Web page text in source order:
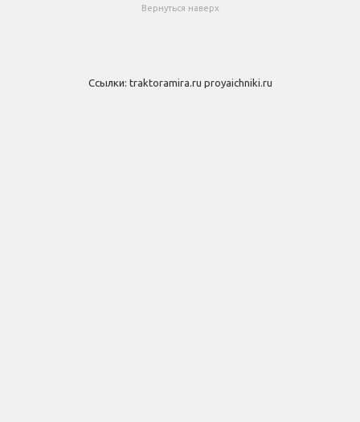
Вернуться наверх
Ссылки: traktoramira.ru proyaichniki.ru